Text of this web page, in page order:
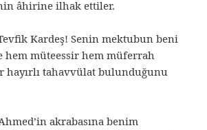
âhirine ilhak ettiler.
Kardeş! Senin mektubun beni
hem müteessir hem müferrah
hayırlı tahavvülat bulunduğunu
akrabasına benim